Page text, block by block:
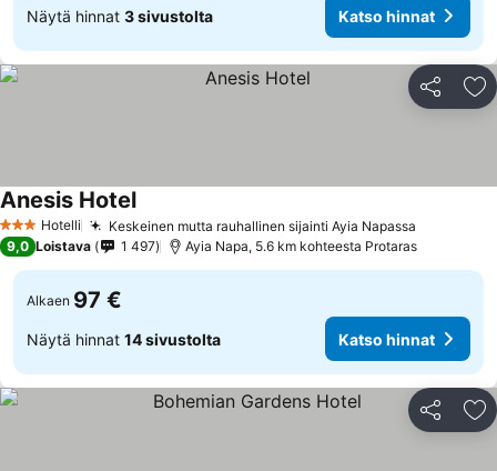
Näytä hinnat 3 sivustolta Katso hinnat
Jaa
3 Tähtiluokitus
Hotelli Keskeinen mutta rauhallinen sijainti Ayia Napassa
Anesis HotelKatso hinnat
9,0 Loistava 1 497 Ayia Napa, 5.6 km kohteesta Protaras
Alkaen 97 €
Näytä hinnat 14 sivustolta Katso hinnat
Jaa